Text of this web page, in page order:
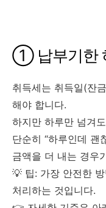
① 납부기한
취득세는 취득일(잔
해야 합니다.
하지만 하루만 넘겨
단순히 “하루인데 괜
금액을 더 내는 경우
💡 팁: 가장 안전한
처리하는 것입니다.